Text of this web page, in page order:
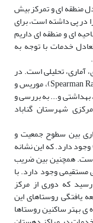
منطقه ‏اى و تمرکز بیش
در پى داشته است، براى
اى و منطقه ‏اى داریم
خدمات با توجه به
آمارى، تحلیلى است. در
این مقاله با استفاده از دو روش اسپیرمن رنک (Spearman Rank)، موریس و
بهداشتى و... به بررسى و
شهرستان گناباد
بین سطوح جمعیت و
خدمات روستایى (با ضریب همبستگى 73/0) وجود دارد. که این نشانه
همچنین بین ضریب
مستقیمى وجود دارد. با
که دورى از مرکز
روستاهاى این
ى بهتر ساکنین روستاها